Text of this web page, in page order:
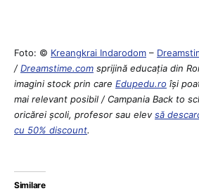
Foto: © Kreangkrai Indarodom –
/Dreamstime.com sprijină educaţia din
imagini stock prin care Edupedu.ro îşi
mai relevant posibil / Campania Back to
oricărei școli, profesor sau elevsă
cu 50% discount.
Similare